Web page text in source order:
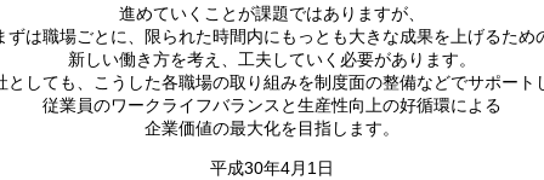
進めていくことが課題ではありますが、
ずは職場ごとに、限られた時間内にもっとも大きな成果を上げるため
新しい働き方を考え、工夫していく必要があります。
としても、こうした各職場の取り組みを制度面の整備などでサポート
従業員のワークライフバランスと生産性向上の好循環による
企業価値の最大化を目指します。
平成30年4月1日